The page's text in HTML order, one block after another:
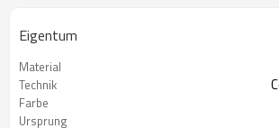
Eigentum
Material
Technik
Farbe
Ursprung